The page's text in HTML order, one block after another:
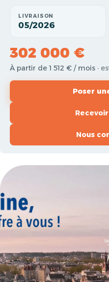
LIVRAISON
05/2026
302 000 €
À partir de 1 512 € / mois ·
Poser
Nous